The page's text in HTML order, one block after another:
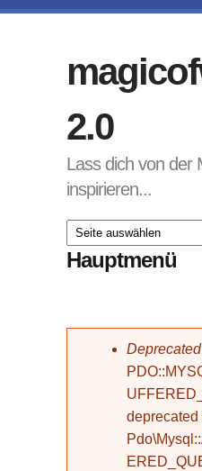
2.0
Lass dich von der
inspirieren...
Hauptmenü
deprecated